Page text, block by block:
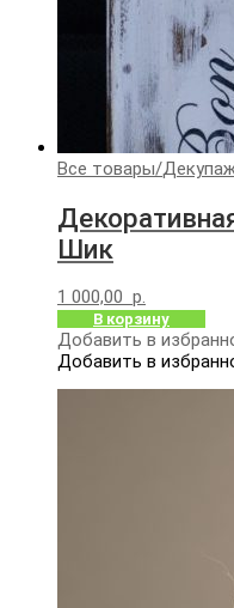
Все товары/
Шик
1 000,00 р.
В корзину
Добавить в
Добавить в